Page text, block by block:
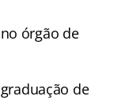
órgão de
de